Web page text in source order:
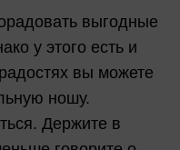
выгодные
у этого есть и
вы можете
ношу.
Держите в